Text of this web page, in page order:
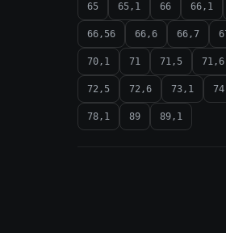
65 65,1 66 66,1
66,56 66,6 66,7
70,1 71 71,5 71,6
72,5 72,6 73,1
78,1 89 89,1